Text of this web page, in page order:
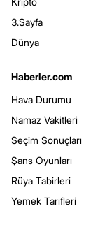
3.Sayfa
Dünya
Haberler.com
Hava Durumu
Namaz Vakitleri
Seçim Sonuçları
Şans Oyunları
Rüya Tabirleri
Yemek Tarifleri